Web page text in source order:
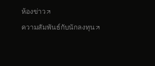
ห้องข่าว opens in a new tab
ความสัมพันธ์กับนักลงทุนopens in a new tab